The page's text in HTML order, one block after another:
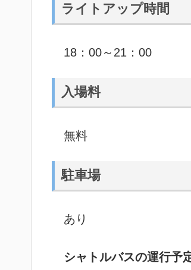
ライトアップ時間
18：00～21：00
入場料
無料
駐車場
あり
シャトルバスの運行予